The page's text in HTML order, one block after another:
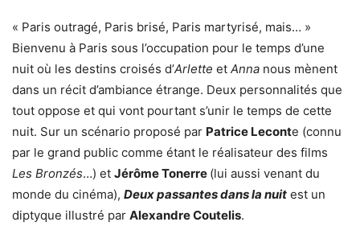
« Paris outragé, Paris brisé, Paris martyrisé, mais… »
Bienvenu à Paris sous l’occupation pour le temps d’une
nuit où les destins croisés d’Arlette et Anna nous mènent
dans un récit d’ambiance étrange. Deux personnalités que
tout oppose et qui vont pourtant s’unir le temps de cette
nuit. Sur un scénario proposé par Patrice Leconte (connu
par le grand public comme étant le réalisateur des films
Les Bronzés…) et Jérôme Tonerre (lui aussi venant du
monde du cinéma), Deux passantes dans la nuit est un
diptyque illustré par Alexandre Coutelis.